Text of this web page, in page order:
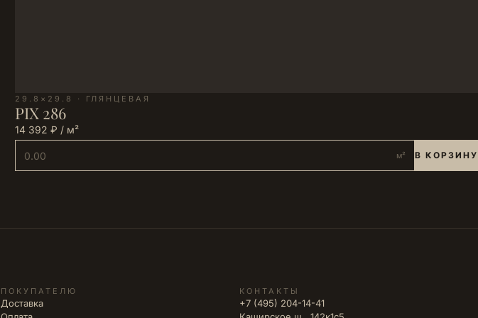
29.8×29.8 · ГЛЯНЦЕВАЯ
PIX 286
14 392 ₽ / м²
м² В КОРЗИНУ
ПОКУПАТЕЛЮ
Доставка
КОНТАКТЫ
+7 (495) 204-14-41